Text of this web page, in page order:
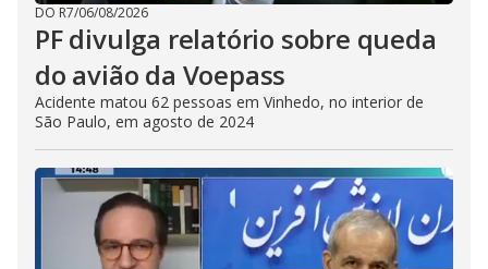
DO R7/06/08/2026
PF divulga relatório sobre queda
do avião da Voepass
Acidente matou 62 pessoas em Vinhedo, no interior de
São Paulo, em agosto de 2024